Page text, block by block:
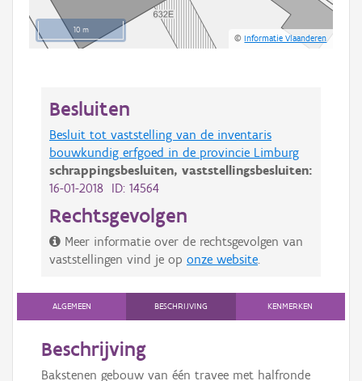
10 m
©Informatie Vlaanderen
Besluiten
Besluit tot vaststelling van de inventaris
bouwkundig erfgoed in de provincie Limburg
schrappingsbesluiten, vaststellingsbesluiten:
16-01-2018 ID: 14564
Rechtsgevolgen
Meer informatie over de rechtsgevolgen van
vaststellingen vind je op onze website
ALGEMEEN BESCHRIJVING KENMERKEN
Beschrijving
Bakstenen gebouw van één travee met halfronde